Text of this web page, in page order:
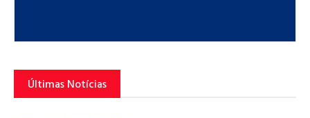
Últimas Notícias